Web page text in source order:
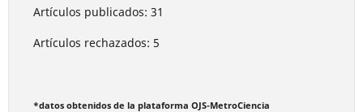
Artículos publicados: 31
Artículos rechazados: 5
*datos obtenidos de la plataforma OJS-MetroCiencia